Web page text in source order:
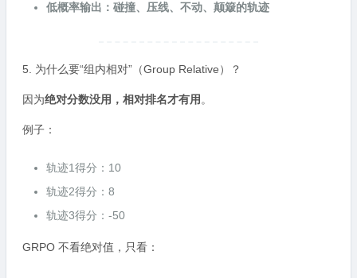
低概率输出：碰撞、压线、不动、颠簸的轨迹
5. 为什么要“组内相对”（Group Relative）？
因为绝对分数没用，相对排名才有用。
例子：
轨迹1得分：10
轨迹2得分：8
轨迹3得分：-50
GRPO 不看绝对值，只看：